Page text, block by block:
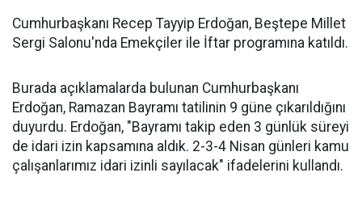
Cumhurbaşkanı Recep Tayyip Erdoğan, Beştepe Millet
Sergi Salonu'nda Emekçiler ile İftar programına katıldı.
Burada açıklamalarda bulunan Cumhurbaşkanı
Erdoğan, Ramazan Bayramı tatilinin 9 güne çıkarıldığını
duyurdu. Erdoğan, "Bayramı takip eden 3 günlük süreyi
de idari izin kapsamına aldık. 2-3-4 Nisan günleri kamu
çalışanlarımız idari izinli sayılacak" ifadelerini kullandı.